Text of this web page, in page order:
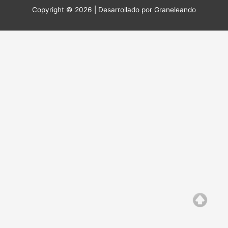
Copyright © 2026 | Desarrollado por Graneleando